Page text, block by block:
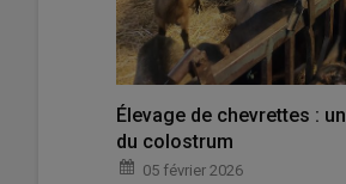
Élevage de chevrettes :
du colostrum
05 février 2026